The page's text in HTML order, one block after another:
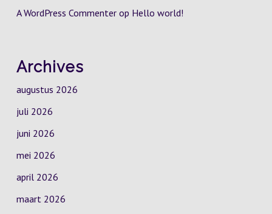
A WordPress Commenterop Hello world!
Archives
augustus 2026
juli 2026
juni 2026
mei 2026
april 2026
maart 2026